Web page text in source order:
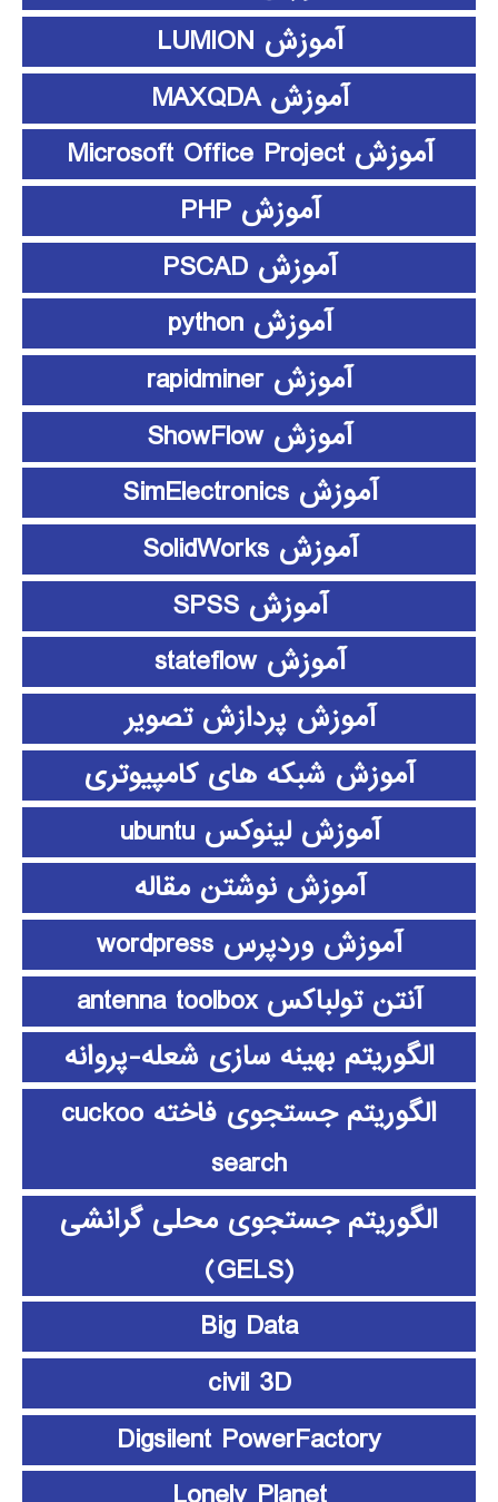
آموزش LUMION
آموزش MAXQDA
آموزش Microsoft Office Project
آموزش PHP
آموزش PSCAD
آموزش python
آموزش rapidminer
آموزش ShowFlow
آموزش SimElectronics
آموزش SolidWorks
آموزش SPSS
آموزش stateflow
آموزش پردازش تصویر
آموزش شبکه های کامپیوتری
آموزش لینوکس ubuntu
آموزش نوشتن مقاله
آموزش وردپرس wordpress
آنتن تولباکس antenna toolbox
الگوریتم بهینه سازی شعله-پروانه
الگوریتم جستجوی فاخته cuckoo
search
الگوریتم جستجوی محلی گرانشی
(GELS)
Big Data
civil 3D
Digsilent PowerFactory